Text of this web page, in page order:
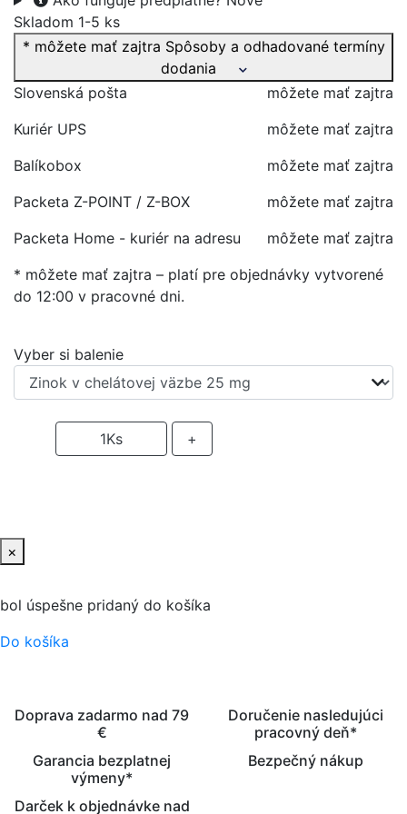
Skladom 1-5 ks
* môžete mať zajtra Spôsoby a odhadované termíny
dodania
Slovenská pošta
môžete mať zajtra
Kuriér UPS
môžete mať zajtra
Balíkobox
môžete mať zajtra
Packeta Z-POINT / Z-BOX
môžete mať zajtra
Packeta Home - kuriér na adresu
môžete mať zajtra
* môžete mať zajtra – platí pre objednávky vytvorené
do 12:00 v pracovné dni.
Vyber si balenie
1Ks +
×
bol úspešne pridaný do košíka
Do košíka
Doprava zadarmo nad 79
€
Doručenie nasledujúci
pracovný deň*
Garancia bezplatnej
výmeny*
Bezpečný nákup
Darček k objednávke nad